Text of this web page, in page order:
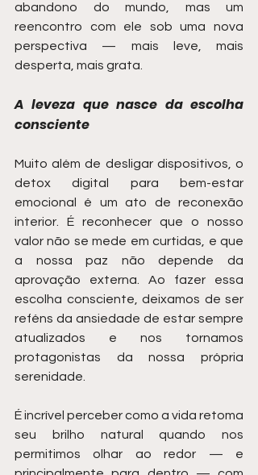
abandono do mundo, mas um
reencontro com ele sob uma nova
perspectiva — mais leve, mais
desperta, mais grata.
A leveza que nasce da escolha
consciente
Muito além de desligar dispositivos, o
detox digital para bem-estar
emocional é um ato de reconexão
interior. É reconhecer que o nosso
valor não se mede em curtidas, e que
a nossa paz não depende da
aprovação externa. Ao fazer essa
escolha consciente, deixamos de ser
reféns da ansiedade de estar sempre
atualizados e nos tornamos
protagonistas da nossa própria
serenidade.
É incrível perceber como a vida retoma
seu brilho natural quando nos
permitimos olhar ao redor — e